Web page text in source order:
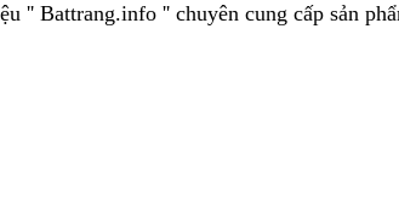
'' Battrang.info '' chuyên cung cấp sản